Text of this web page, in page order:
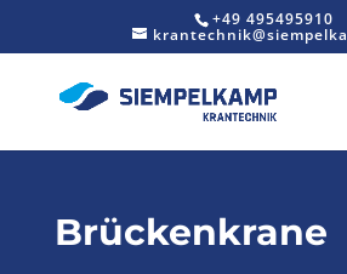
+49 495495910
Brückenkrane